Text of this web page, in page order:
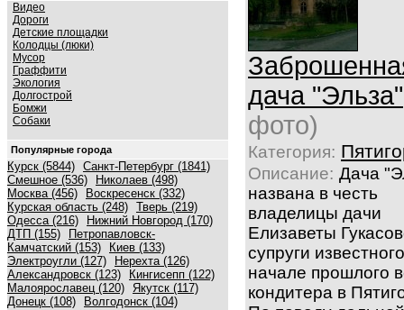
Видео
Дороги
Детские площадки
Колодцы (люки)
Мусор
Граффити
Экология
Долгострой
Бомжи
Собаки
Популярные города
Курск (5844) Санкт-Петербург (1841)
Смешное (536)
Николаев (498)
Москва (456)
Воскресенск (332)
Курская область (248) Тверь (219)
Одесса (216)
Нижний Новгород (170)
ДТП (155)
Петропавловск-
Камчатский (153)
Киев (133)
Электроугли (127)
Нерехта (126)
Александровск (123)
Кингисепп (122)
Малоярославец (120) Якутск (117)
Донецк (108)
Волгодонск (104)
дача "Эльза"
фото)
Категория:
Описание: Дача
названа в честь
владелицы дачи
Елизаветы
супруги
начале прошлого
кондитера в